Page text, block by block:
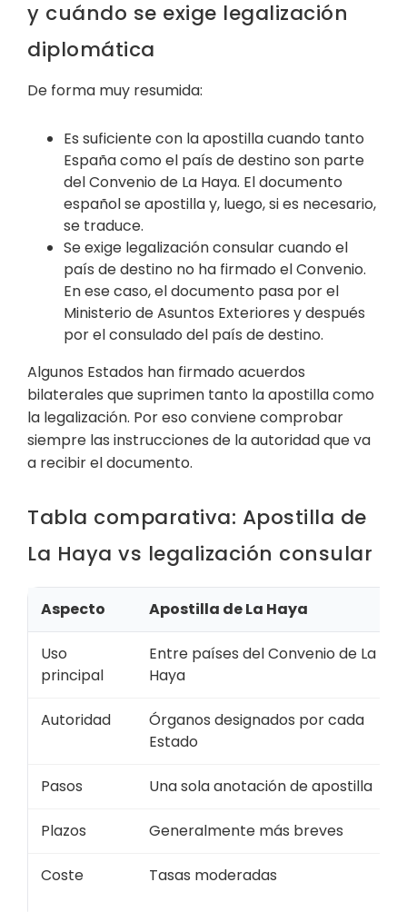
y cuándo se exige legalización
diplomática
De forma muy resumida:
Es suficiente con la apostilla cuando tanto
España como el país de destino son parte
del Convenio de La Haya. El documento
español se apostilla y, luego, si es necesario,
se traduce.
Se exige legalización consular cuando el
país de destino no ha firmado el Convenio.
En ese caso, el documento pasa por el
Ministerio de Asuntos Exteriores y después
por el consulado del país de destino.
Algunos Estados han firmado acuerdos
bilaterales que suprimen tanto la apostilla como
la legalización. Por eso conviene comprobar
siempre las instrucciones de la autoridad que va
a recibir el documento.
Tabla comparativa: Apostilla de
La Haya vs legalización consular
Aspecto Apostilla de La Haya
Uso
principal
Entre países del Convenio de La
Haya
Autoridad
Órganos designados por cada
Estado
Pasos Una sola anotación de apostilla
Plazos Generalmente más breves
Coste Tasas moderadas